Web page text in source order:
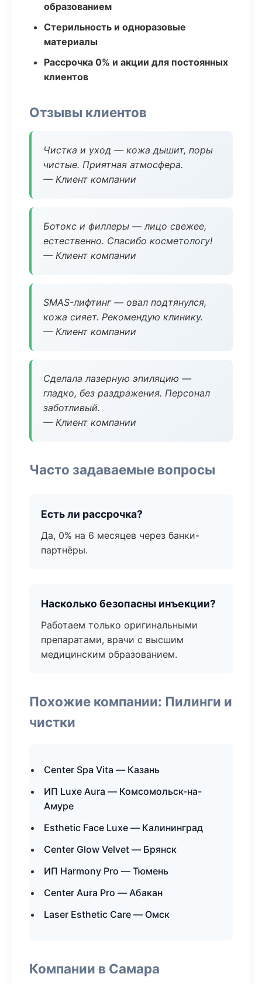
образованием
Стерильность и одноразовые
материалы
Рассрочка 0% и акции для постоянных
клиентов
Отзывы клиентов
Чистка и уход — кожа дышит, поры
чистые. Приятная атмосфера.
— Клиент компании
Ботокс и филлеры — лицо свежее,
естественно. Спасибо косметологу!
— Клиент компании
SMAS-лифтинг — овал подтянулся,
кожа сияет. Рекомендую клинику.
— Клиент компании
Сделала лазерную эпиляцию —
гладко, без раздражения. Персонал
заботливый.
— Клиент компании
Часто задаваемые вопросы
Есть ли рассрочка?
Да, 0% на 6 месяцев через банки-
партнёры.
Насколько безопасны инъекции?
Работаем только оригинальными
препаратами, врачи с высшим
медицинским образованием.
Похожие компании: Пилинги и
чистки
Center Spa Vita — Казань
ИП Luxe Aura — Комсомольск-на-
Амуре
Esthetic Face Luxe — Калининград
Center Glow Velvet — Брянск
ИП Harmony Pro — Тюмень
Center Aura Pro — Абакан
Laser Esthetic Care — Омск
Компании в Самара